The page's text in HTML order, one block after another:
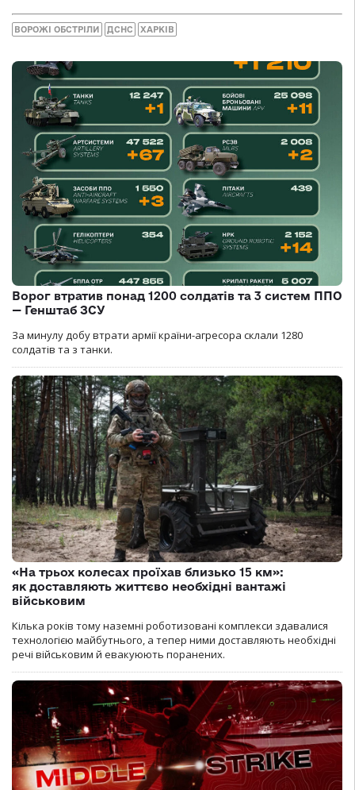
ВОРОЖІ ОБСТРІЛИ ДСНС ХАРКІВ
Ворог втратив понад 1200 солдатів та 3 систем ППО
— Генштаб ЗСУ
За минулу добу втрати армії країни-агресора склали 1280
солдатів та з танки.
«На трьох колесах проїхав близько 15 км»:
як доставляють життєво необхідні вантажі
військовим
Кілька років тому наземні роботизовані комплекси здавалися
технологією майбутнього, а тепер ними доставляють необхідні
речі військовим й евакуюють поранених.